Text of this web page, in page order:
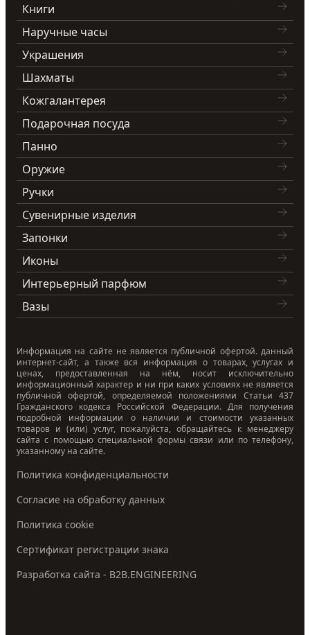
Книги
Наручные часы
Украшения
Шахматы
Кожгалантерея
Подарочная посуда
Панно
Оружие
Ручки
Сувенирные изделия
Запонки
Иконы
Интерьерный парфюм
Вазы
Информация на сайте не является публичной офертой. данный
интернет-сайт, а также вся информация о товарах, услугах и
ценах, предоставленная на нём, носит исключительно
информационный характер и ни при каких условиях не является
публичной офертой, определяемой положениями Статьи 437
Гражданского кодекса Российской Федерации. Для получения
подробной информации о наличии и стоимости указанных
товаров и (или) услуг, пожалуйста, обращайтесь к менеджеру
сайта с помощью специальной формы связи или по телефону,
указанному на сайте.
Политика конфиденциальности
Согласие на обработку данных
Политика cookie
Сертификат регистрации знака
Разработка сайта - B2B.ENGINEERING